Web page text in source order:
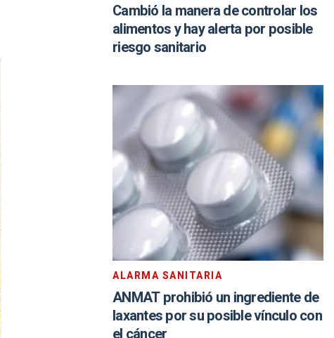
Cambió la manera de controlar los
alimentos y hay alerta por posible
riesgo sanitario
ALARMA SANITARIA
ANMAT prohibió un ingrediente de
laxantes por su posible vínculo con